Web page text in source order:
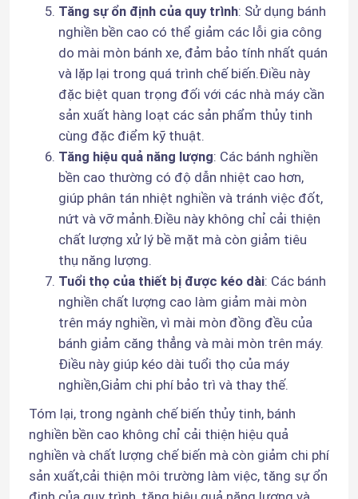
Gửi đi
Về chúng tôi
Tham quan nhà máy
Kiểm soát chất lượng
Liên hệ chúng tôi
Tin tức
Yêu cầu báo giá
Đá mài kim cương
Đá mài mạ điện
đá mài CBN
Bánh mài nhựa
Tăng sự ổn định của quy trình: Sử dụng bánh
nghiền bền cao có thể giảm các lỗi gia công
do mài mòn bánh xe, đảm bảo tính nhất quán
và lặp lại trong quá trình chế biến.Điều này
đặc biệt quan trọng đối với các nhà máy cần
sản xuất hàng loạt các sản phẩm thủy tinh
cùng đặc điểm kỹ thuật.
Tăng hiệu quả năng lượng: Các bánh nghiền
bền cao thường có độ dẫn nhiệt cao hơn,
giúp phân tán nhiệt nghiền và tránh việc đốt,
nứt và vỡ mảnh.Điều này không chỉ cải thiện
chất lượng xử lý bề mặt mà còn giảm tiêu
thụ năng lượng.
Tuổi thọ của thiết bị được kéo dài: Các bánh
nghiền chất lượng cao làm giảm mài mòn
trên máy nghiền, vì mài mòn đồng đều của
bánh giảm căng thẳng và mài mòn trên máy.
Điều này giúp kéo dài tuổi thọ của máy
nghiền,Giảm chi phí bảo trì và thay thế.
Tóm lại, trong ngành chế biến thủy tinh, bánh
nghiền bền cao không chỉ cải thiện hiệu quả
nghiền và chất lượng chế biến mà còn giảm chi phí
sản xuất,cải thiện môi trường làm việc, tăng sự ổn